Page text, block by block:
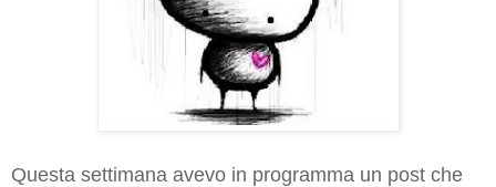
Questa settimana avevo in programma un post che